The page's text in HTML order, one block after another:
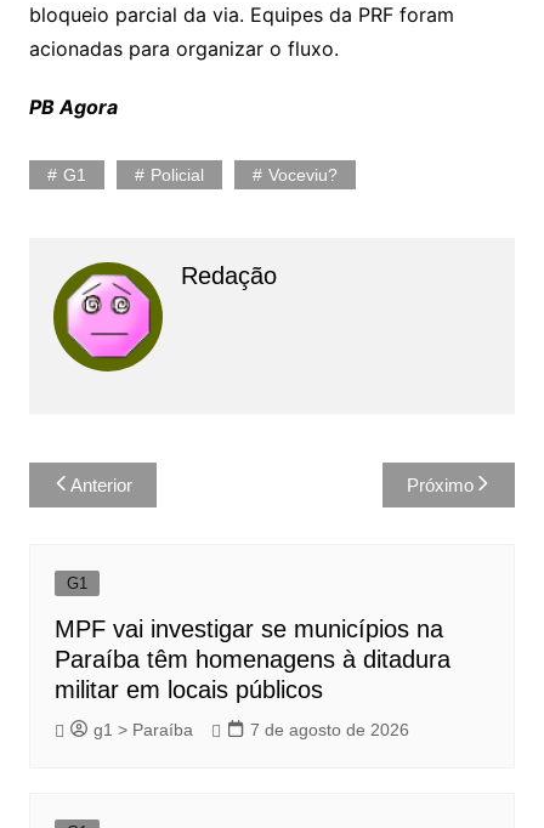
bloqueio parcial da via. Equipes da PRF foram
acionadas para organizar o fluxo.
PB Agora
G1 Policial Voceviu?
Redação
Navegação
de
Anterior Próximo
G1
MPF vai investigar se municípios na
Paraíba têm homenagens à ditadura
militar em locais públicos
g1 > Paraíba 7 de agosto de 2026